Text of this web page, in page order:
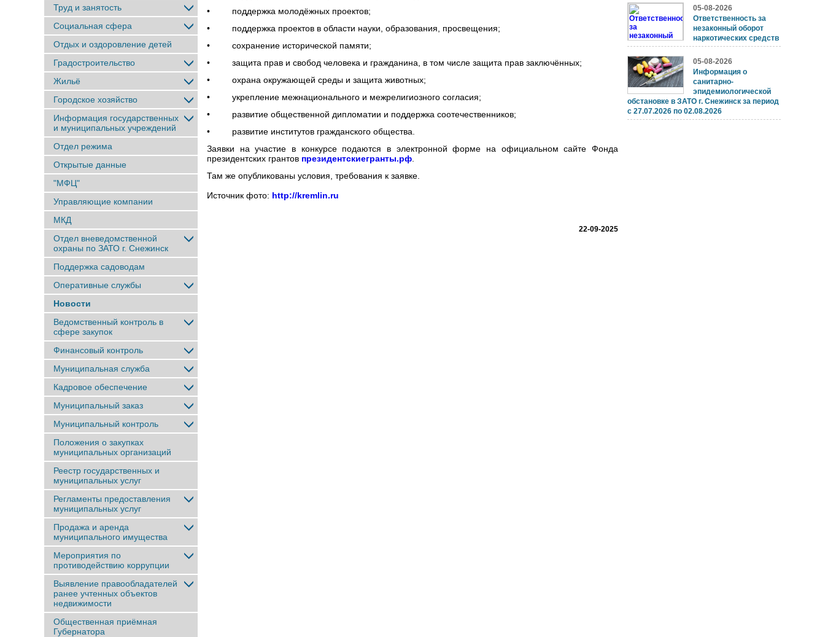
Труд и занятость
Социальная сфера
Отдых и оздоровление детей
Градостроительство
Жильё
Городское хозяйство
Информация государственных
и муниципальных учреждений
Отдел режима
Открытые данные
"МФЦ"
Управляющие компании
МКД
Отдел вневедомственной
охраны по ЗАТО г. Снежинск
Поддержка садоводам
Оперативные службы
Новости
Ведомственный контроль в
сфере закупок
Финансовый контроль
Муниципальная служба
Кадровое обеспечение
Муниципальный заказ
Муниципальный контроль
Положения о закупках
муниципальных организаций
Реестр государственных и
муниципальных услуг
Регламенты предоставления
муниципальных услуг
Продажа и аренда
муниципального имущества
Мероприятия по
противодействию коррупции
Выявление правообладателей
ранее учтенныx объектов
недвижимости
Общественная приёмная
Губернатора
• поддержка молодёжных проектов;
• поддержка проектов в области науки, образования, просвещения;
• сохранение исторической памяти;
• защита прав и свобод человека и гражданина, в том числе защита прав заключённых;
• охрана окружающей среды и защита животных;
• укрепление межнационального и межрелигиозного согласия;
• развитие общественной дипломатии и поддержка соотечественников;
• развитие институтов гражданского общества.
Заявки на участие в конкурсе подаются в электронной форме на официальном сайте Фонда
президентских грантов президентскиегранты.рф
Там же опубликованы условия, требования к заявке.
Источник фото: http://kremlin.ru
22-09-2025
05-08-2026
Ответственность за
незаконный оборот
наркотических средств
05-08-2026
Информация о
санитарно-
эпидемиологической
обстановке в ЗАТО г. Снежинск за период
с 27.07.2026 по 02.08.2026